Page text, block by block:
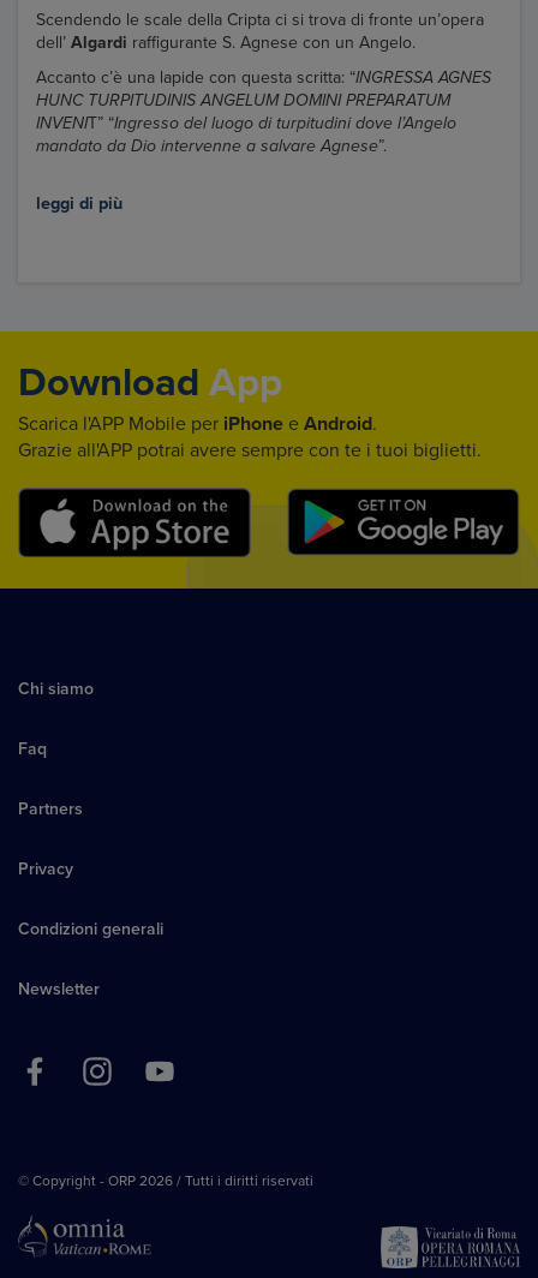
Scendendo le scale della Cripta ci si trova di fronte un’opera
dell’ Algardi raffigurante S. Agnese con un Angelo.
Accanto c’è una lapide con questa scritta: “INGRESSA AGNES
HUNC TURPITUDINIS ANGELUM DOMINI PREPARATUM
INVENIT” “Ingresso del luogo di turpitudini dove l’Angelo
mandato da Dio intervenne a salvare Agnese”.
leggi di più
Download App
Scarica l'APP Mobile per iPhone e Android.
Grazie all'APP potrai avere sempre con te i tuoi biglietti.
Chi siamo
Faq
Partners
Privacy
Condizioni generali
Newsletter
© Copyright - ORP 2026 / Tutti i diritti riservati